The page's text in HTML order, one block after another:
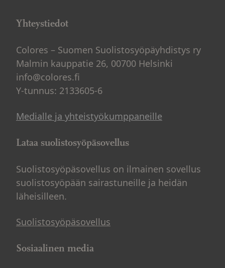
Yhteystiedot
Colores – Suomen Suolistosyöpäyhdistys ry
Malmin kauppatie 26, 00700 Helsinki
info@colores.fi
Y-tunnus: 2133605-6
Medialle ja yhteistyökumppaneille
Lataa suolistosyöpäsovellus
Suolistosyöpäsovellus on ilmainen sovellus
suolistosyöpään sairastuneille ja heidän
läheisilleen.
Suolistosyöpäsovellus
Sosiaalinen media